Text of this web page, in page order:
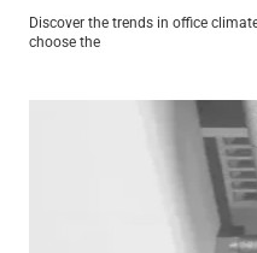
Discover the trends in office
choose the